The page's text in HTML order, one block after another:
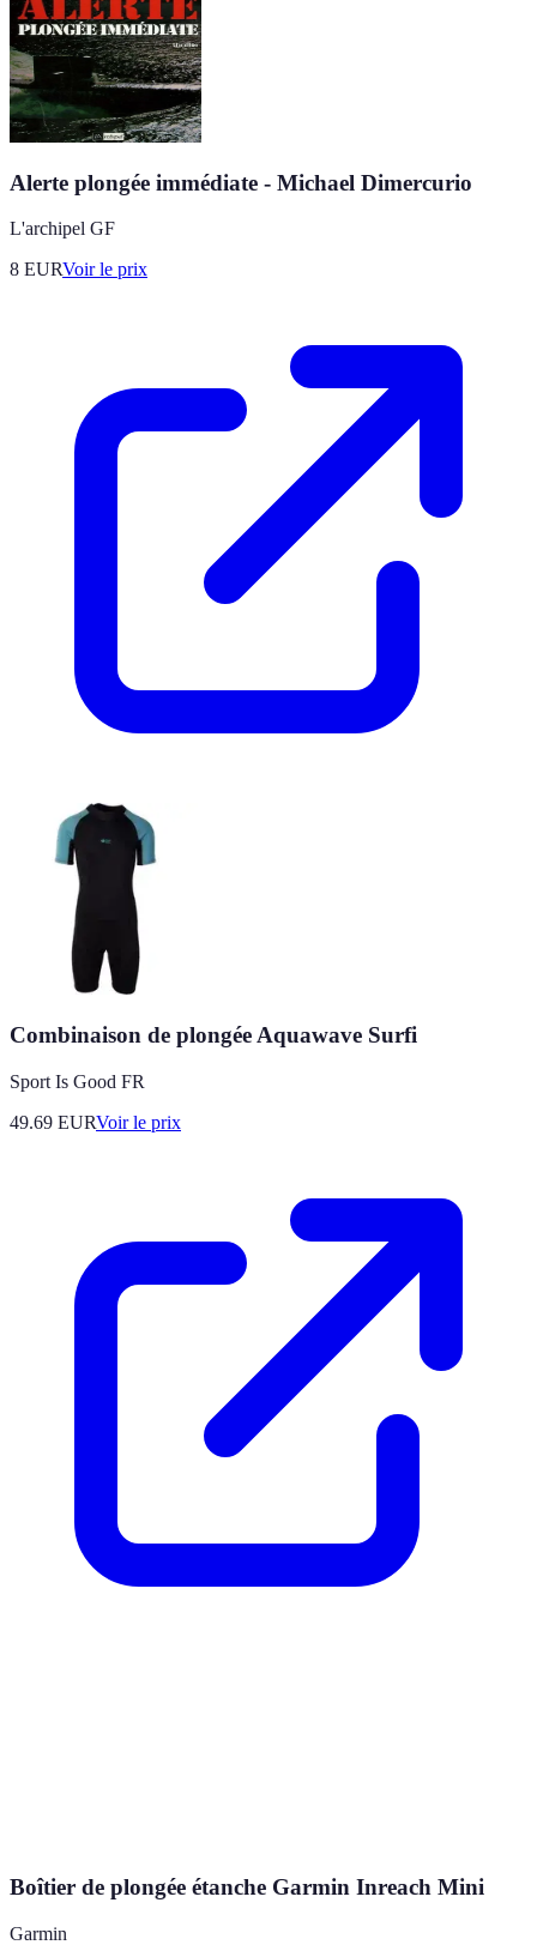
Alerte plongée immédiate - Michael Dimercurio
L'archipel GF
8 EURVoir le prix
Combinaison de plongée Aquawave Surfi
Sport Is Good FR
49.69 EURVoir le prix
Boîtier de plongée étanche Garmin Inreach Mini
Garmin